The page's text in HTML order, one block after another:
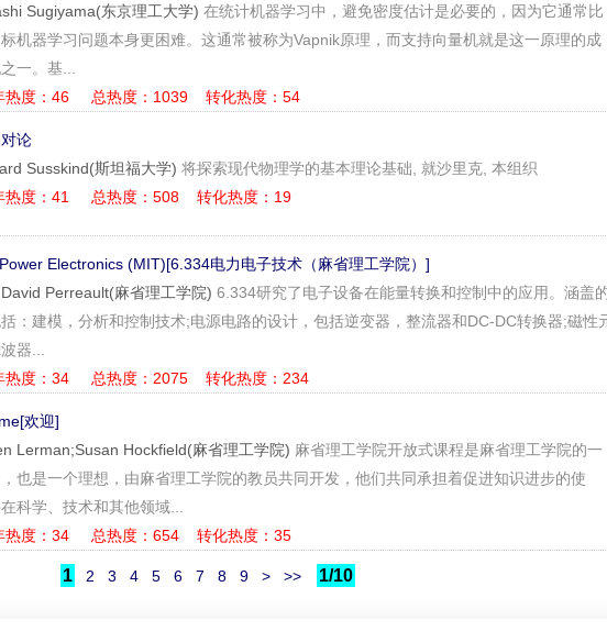
Sugiyama(东京理工大学) 在统计机器学习中，避免密度估计是必要的，因为它通常比
机器学习问题本身更困难。这通常被称为Vapnik原理，而支持向量机就是这一原理的成
一。基...
热度：46
总热度：1039 转化热度：54
论
Susskind(斯坦福大学) 将探索现代物理学的基本理论基础, 就沙里克, 本组织
热度：41
总热度：508 转化热度：19
Electronics (MIT)[6.334电力电子技术（麻省理工学院）]
Perreault(麻省理工学院) 6.334研究了电子设备在能量​​转换和控制中的应用。涵盖
：建模，分析和控制技术;电源电路的设计，包括逆变器，整流器和DC-DC转换器;磁性
器...
热度：34
总热度：2075 转化热度：234
欢迎]
Lerman;Susan Hockfield(麻省理工学院) 麻省理工学院开放式课程是麻省理工学院的一
也是一个理想，由麻省理工学院的教员共同开发，他们共同承担着促进知识进步的使
科学、技术和其他领域...
热度：34
总热度：654 转化热度：35
1 2 3 4 5 6 7 8 9 > >> 1/10